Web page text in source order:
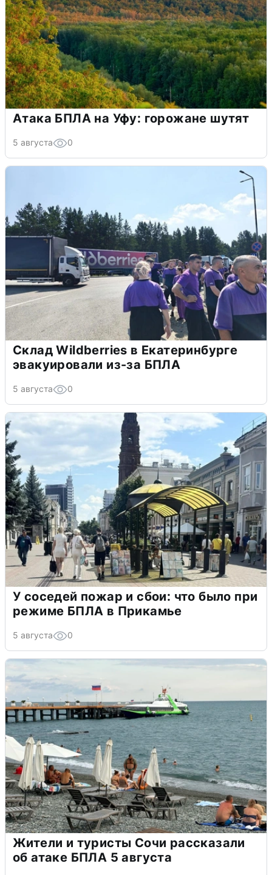
Атака БПЛА на Уфу: горожане шутят
5 августа 0
Склад Wildberries в Екатеринбурге
эвакуировали из-за БПЛА
5 августа 0
У соседей пожар и сбои: что было при
режиме БПЛА в Прикамье
5 августа 0
Жители и туристы Сочи рассказали
об атаке БПЛА 5 августа